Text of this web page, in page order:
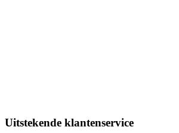
Uitstekende klantenservice